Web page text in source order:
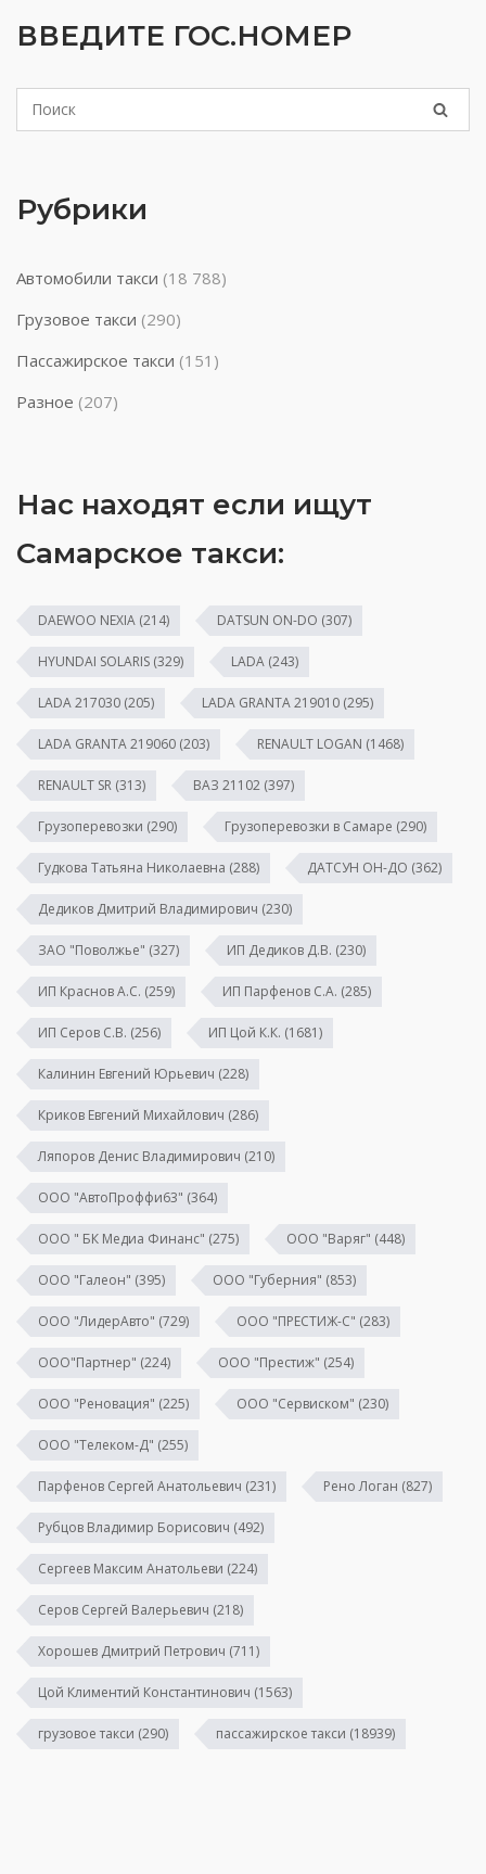
ВВЕДИТЕ ГОС.НОМЕР
Рубрики
Автомобили такси (18 788)
Грузовое такси (290)
Пассажирское такси (151)
Разное (207)
Нас находят если ищут
Самарское такси:
DAEWOO NEXIA (214) DATSUN ON-DO (307)
HYUNDAI SOLARIS (329) LADA (243)
LADA 217030 (205) LADA GRANTA 219010 (295)
LADA GRANTA 219060 (203) RENAULT LOGAN (1468)
RENAULT SR (313) ВАЗ 21102 (397)
Грузоперевозки (290) Грузоперевозки в Самаре (290)
Гудкова Татьяна Николаевна (288) ДАТСУН ОН-ДО (362)
Дедиков Дмитрий Владимирович (230)
ЗАО "Поволжье" (327) ИП Дедиков Д.В. (230)
ИП Краснов А.С. (259) ИП Парфенов С.А. (285)
ИП Серов С.В. (256) ИП Цой К.К. (1681)
Калинин Евгений Юрьевич (228)
Криков Евгений Михайлович (286)
Ляпоров Денис Владимирович (210)
ООО "АвтоПроффи63" (364)
ООО " БК Медиа Финанс" (275) ООО "Варяг" (448)
ООО "Галеон" (395) ООО "Губерния" (853)
ООО "ЛидерАвто" (729) ООО "ПРЕСТИЖ-С" (283)
ООО"Партнер" (224) ООО "Престиж" (254)
ООО "Реновация" (225) ООО "Сервиском" (230)
ООО "Телеком-Д" (255)
Парфенов Сергей Анатольевич (231) Рено Логан (827)
Рубцов Владимир Борисович (492)
Сергеев Максим Анатольеви (224)
Серов Сергей Валерьевич (218)
Хорошев Дмитрий Петрович (711)
Цой Климентий Константинович (1563)
грузовое такси (290) пассажирское такси (18939)